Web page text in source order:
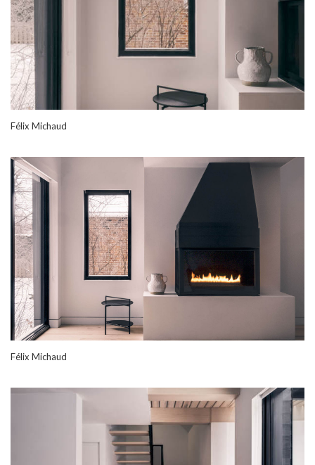
Félix Michaud
Félix Michaud